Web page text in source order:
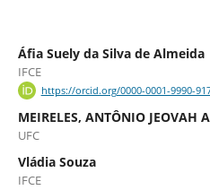
Áfia Suely da Silva de Almeida
IFCE
https://orcid.org/0000-0001-9990-
MEIRELES, ANTÔNIO JEOVAH A
UFC
Vládia Souza
IFCE